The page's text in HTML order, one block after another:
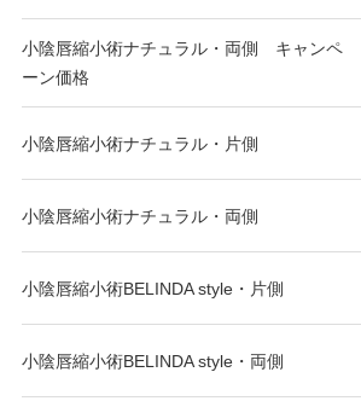
小陰唇縮小術ナチュラル・両側 キャンペ
ーン価格
小陰唇縮小術ナチュラル・片側
小陰唇縮小術ナチュラル・両側
小陰唇縮小術BELINDA style・片側
小陰唇縮小術BELINDA style・両側